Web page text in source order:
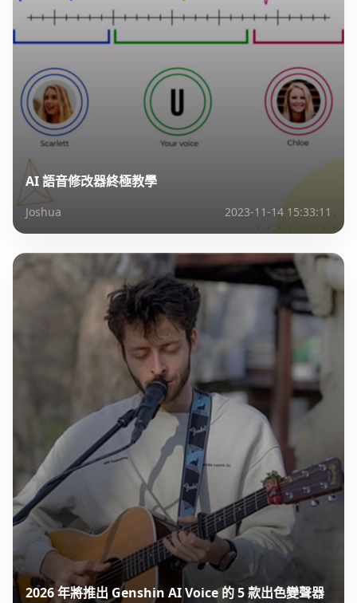
AI 語音修改器終極教學
Joshua 2023-11-14 15:33:11
2026 年將推出 Genshin AI Voice 的 5 款出色變聲器